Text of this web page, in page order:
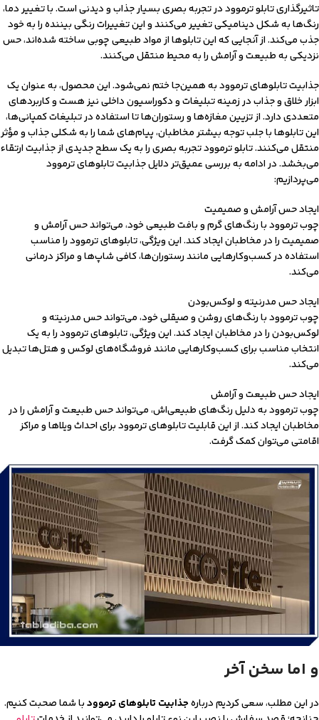
تاثیرگذاری تابلو ترموود در تجربه بصری بسیار جذاب و دیدنی است. با تغییر دما،
رنگ‌ها به شکل دینامیکی تغییر می‌کنند و این تغییرات رنگی بیننده را به خود
جذب می‌کند. از آنجایی که این تابلوها از مواد طبیعی چوبی ساخته شده‌اند، حس
نزدیکی به طبیعت و آرامش را به محیط منتقل می‌کنند.
جذابیت تابلوهای ترموود به همین‌جا ختم نمی‌شود. این محصول، به عنوان یک
ابزار خلاق و جذاب در زمینه تبلیغات و دکوراسیون داخلی نیز هست و کاربردهای
متعددی دارد. از تزیین مغازه‌ها و رستوران‌ها تا استفاده در تبلیغات کمپانی‌ها،
این تابلوها با جلب توجه بیشتر مخاطبان، پیام‌های شما را به شکلی جذاب و مؤثر
منتقل می‌کنند. تابلو ترموود تجربه بصری را به یک سطح جدیدی از جذابیت ارتقاء
می‌بخشد. در ادامه به بررسی عمیق‌تر دلایل جذابیت تابلوهای ترموود
می‌پردازیم:
ایجاد حس آرامش و صمیمیت
چوب ترموود با رنگ‌های گرم و بافت طبیعی خود، می‌تواند حس آرامش و
صمیمیت را در مخاطبان ایجاد کند. این ویژگی، تابلوهای ترموود را مناسب
استفاده در کسب‌وکارهایی مانند رستوران‌ها، کافی شاپ‌ها و مراکز درمانی
می‌کند.
ایجاد حس مدرنیته و لوکس‌بودن
چوب ترموود با رنگ‌های روشن و صیقلی خود، می‌تواند حس مدرنیته و
لوکس‌بودن را در مخاطبان ایجاد کند. این ویژگی، تابلوهای ترموود را به یک
انتخاب مناسب برای کسب‌وکارهایی مانند فروشگاه‌های لوکس و هتل‌ها تبدیل
می‌کند.
ایجاد حس طبیعت و آرامش
چوب ترموود به دلیل رنگ‌های طبیعی‌اش، می‌تواند حس طبیعت و آرامش را در
مخاطبان ایجاد کند. از این قابلیت تابلوهای ترموود برای احداث ویلاها و مراکز
اقامتی می‌توان کمک گرفت.
و اما سخن آخر
در این مطلب، سعی کردیم دربارهجذابیت تابلوهای ترموودبا شما صحبت کنیم.